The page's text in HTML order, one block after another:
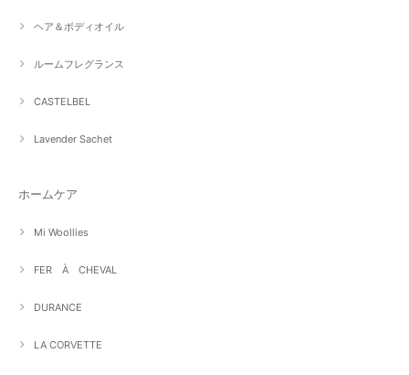
ヘア＆ボディオイル
ルームフレグランス
CASTELBEL
Lavender Sachet
ホームケア
Mi Woollies
FER À CHEVAL
DURANCE
LA CORVETTE